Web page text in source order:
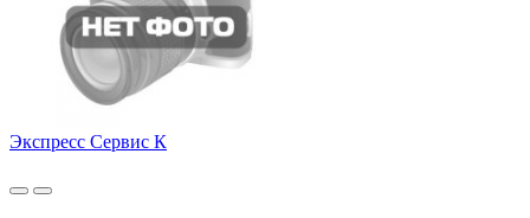
Экспресс Сервис К